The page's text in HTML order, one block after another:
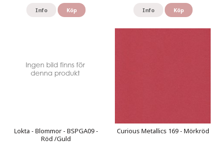
Info Köp Info Köp
Lokta - Blommor - BSPGA09 -
Röd /Guld
Curious Metallics 169 - Mörkröd